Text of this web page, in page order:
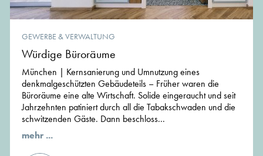
GEWERBE & VERWALTUNG
Würdige Büroräume
München | Kernsanierung und Umnutzung eines
denkmalgeschützten Gebäudeteils – Früher waren die
Büroräume eine alte Wirtschaft. Solide eingeraucht und seit
Jahrzehnten patiniert durch all die Tabakschwaden und die
schwitzenden Gäste. Dann beschloss...
mehr ...